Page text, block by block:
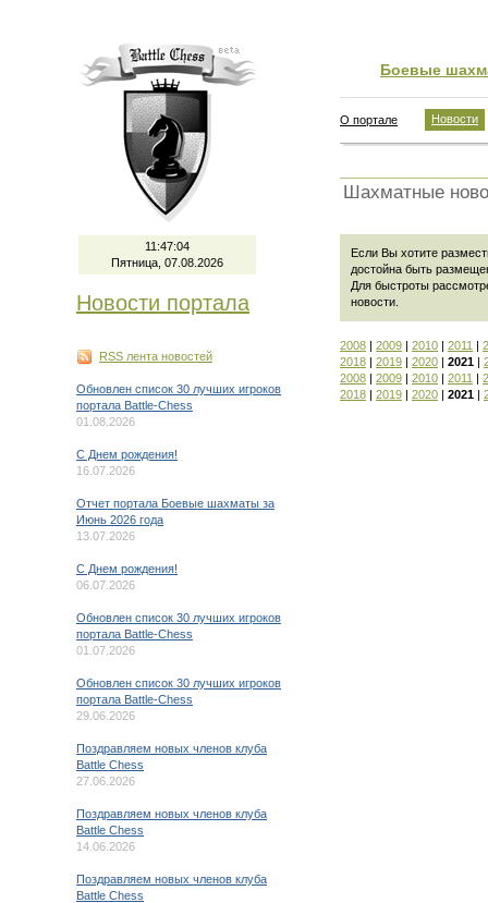
11:47:04
Пятница, 07.08.2026
Новости портала
RSS лента новостей
Обновлен список 30 лучших игроков
портала Battle-Chess
01.08.2026
C Днем рождения!
16.07.2026
Отчет портала Боевые шахматы за
Июнь 2026 года
13.07.2026
C Днем рождения!
06.07.2026
Обновлен список 30 лучших игроков
портала Battle-Chess
01.07.2026
Обновлен список 30 лучших игроков
портала Battle-Chess
29.06.2026
Поздравляем новых членов клуба
Battle Chess
27.06.2026
Поздравляем новых членов клуба
Battle Chess
14.06.2026
Поздравляем новых членов клуба
Battle Chess
Боевые
О портале Новости
Шахматные
Если Вы хотите
достойна быть
Для быстроты
новости
2008 | 2009 | 2010 | 2011 |
2018 | 2019 | 2020 | 2021 |
2008 | 2009 | 2010 | 2011 |
2018 | 2019 | 2020 | 2021 |